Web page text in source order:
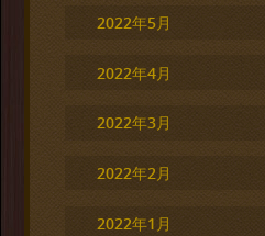
2022年5月
2022年4月
2022年3月
2022年2月
2022年1月